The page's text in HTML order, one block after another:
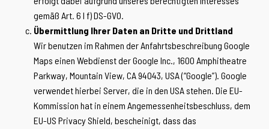
gemäß Art. 6 I f) DS-GVO.
Übermittlung Ihrer Daten an Dritte und Drittland
Wir benutzen im Rahmen der Anfahrtsbeschreibung Google
Maps einen Webdienst der Google Inc., 1600 Amphitheatre
Parkway, Mountain View, CA 94043, USA (“Google”). Google
verwendet hierbei Server, die in den USA stehen. Die EU-
Kommission hat in einem Angemessenheitsbeschluss, dem
EU-US Privacy Shield, bescheinigt, dass das